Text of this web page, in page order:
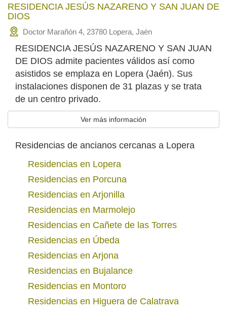
RESIDENCIA JESÚS NAZARENO Y SAN JUAN DE
DIOS
Doctor Marañón 4, 23780 Lopera, Jaén
RESIDENCIA JESÚS NAZARENO Y SAN JUAN
DE DIOS admite pacientes válidos así como
asistidos se emplaza en Lopera (Jaén). Sus
instalaciones disponen de 31 plazas y se trata
de un centro privado.
Ver más información
Residencias de ancianos cercanas a Lopera
Residencias en Lopera
Residencias en Porcuna
Residencias en Arjonilla
Residencias en Marmolejo
Residencias en Cañete de las Torres
Residencias en Úbeda
Residencias en Arjona
Residencias en Bujalance
Residencias en Montoro
Residencias en Higuera de Calatrava